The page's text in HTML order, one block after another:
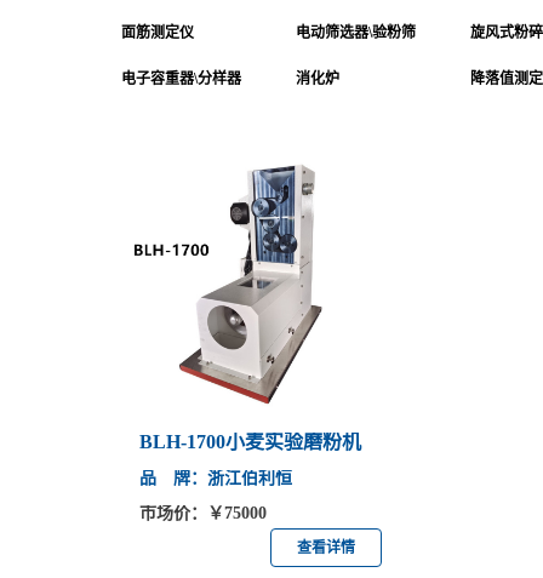
面筋测定仪 电动筛选器\验粉筛 旋风式粉
电子容重器\分样器 消化炉 降落值测
BLH-1700小麦实验磨粉机
品 牌：浙江伯利恒
市场价：￥75000
查看详情